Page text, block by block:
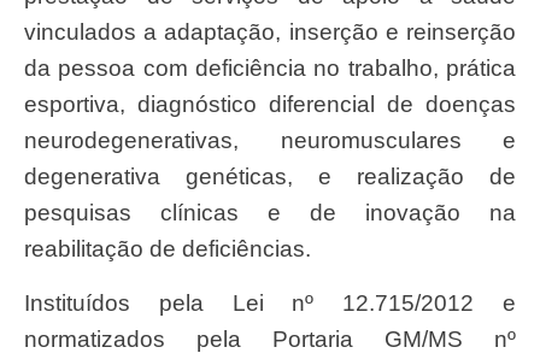
vinculados a adaptação, inserção e reinserção
da pessoa com deficiência no trabalho, prática
esportiva, diagnóstico diferencial de doenças
neurodegenerativas, neuromusculares e
degenerativa genéticas, e realização de
pesquisas clínicas e de inovação na
reabilitação de deficiências.
Instituídos pela Lei nº 12.715/2012 e
normatizados pela Portaria GM/MS nº